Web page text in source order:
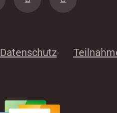
Datenschutz